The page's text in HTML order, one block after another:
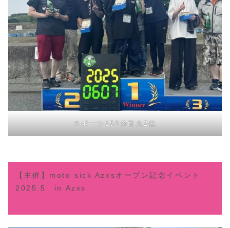
スポーツ150分耐久2位
【主催】moto sick Azxsオープン記念イベント
2025.5 in Azxs